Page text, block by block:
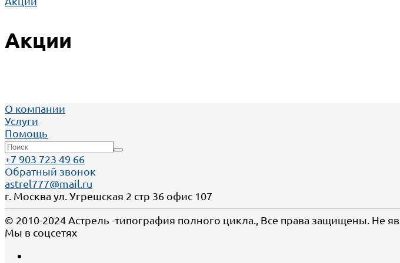
Акции
О компании
Услуги
Помощь
+7 903 723 49 66
Обратный звонок
astrel777@mail.ru
г. Москва ул. Угрешская 2 стр 36 офис 107
© 2010-2024 Астрель -типография полного цикла., Все права защищены. Не
Мы в соцсетях